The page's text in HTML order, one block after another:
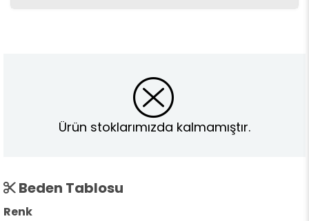
Ürün stoklarımızda kalmamıştır.
Beden Tablosu
Renk